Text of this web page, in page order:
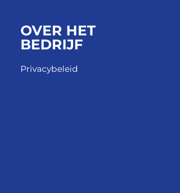
OVER HET
BEDRIJF
Privacybeleid